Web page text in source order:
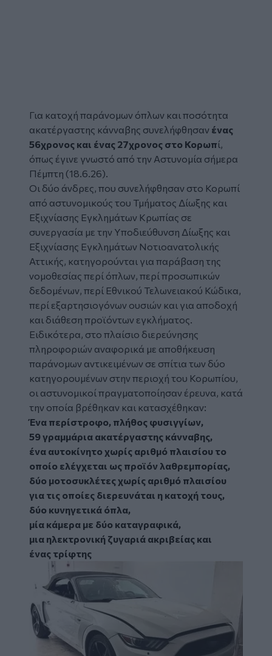
Για κατοχή παράνομων όπλων και ποσότητα
ακατέργαστης κάνναβης συνελήφθησαν ένας
56χρονος και ένας 27χρονος στο Κορωπί,
όπως έγινε γνωστό από την Αστυνομία σήμερα
Πέμπτη (18.6.26).
Οι δύο άνδρες, που συνελήφθησαν στο Κορωπί
από αστυνομικούς του Τμήματος Δίωξης και
Εξιχνίασης Εγκλημάτων Κρωπίας σε
συνεργασία με την Υποδιεύθυνση Δίωξης και
Εξιχνίασης Εγκλημάτων Νοτιοανατολικής
Αττικής, κατηγορούνται για παράβαση της
νομοθεσίας περί όπλων, περί προσωπικών
δεδομένων, περί Εθνικού Τελωνειακού Κώδικα,
περί εξαρτησιογόνων ουσιών και για αποδοχή
και διάθεση προϊόντων εγκλήματος.
Ειδικότερα, στο πλαίσιο διερεύνησης
πληροφοριών αναφορικά με αποθήκευση
παράνομων αντικειμένων σε σπίτια των δύο
κατηγορουμένων στην περιοχή του Κορωπίου,
οι αστυνομικοί πραγματοποίησαν έρευνα, κατά
την οποία βρέθηκαν και κατασχέθηκαν:
Ένα περίστροφο, πλήθος φυσιγγίων,
59 γραμμάρια ακατέργαστης κάνναβης,
ένα αυτοκίνητο χωρίς αριθμό πλαισίου το
οποίο ελέγχεται ως προϊόν λαθρεμπορίας,
δύο μοτοσυκλέτες χωρίς αριθμό πλαισίου
για τις οποίες διερευνάται η κατοχή τους,
δύο κυνηγετικά όπλα,
μία κάμερα με δύο καταγραφικά,
μια ηλεκτρονική ζυγαριά ακριβείας και
ένας τρίφτης
Image